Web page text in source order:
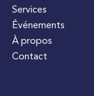
Services
Événements
À propos
Contact